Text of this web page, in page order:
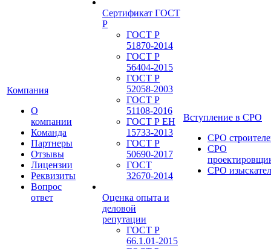
Компания
О
компании
Команда
Партнеры
Отзывы
Лицензии
Реквизиты
Вопрос
ответ
Сертификат ГОСТ
Р
ГОСТ Р
51870-2014
ГОСТ Р
56404-2015
ГОСТ Р
52058-2003
ГОСТ Р
51108-2016
ГОСТ Р ЕН
15733-2013
ГОСТ Р
50690-2017
ГОСТ
32670-2014
Оценка опыта и
деловой
репутации
ГОСТ Р
66.1.01-2015
Вступление в СРО
СРО
СРО
СРО